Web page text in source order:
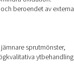
fördelar
– särskilt med